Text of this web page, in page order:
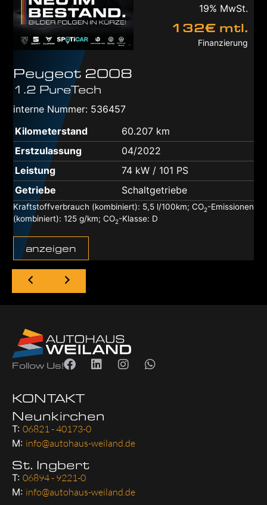
19% MwSt.
132€ mtl.
Finanzierung
Peugeot 2008
1.2 PureTech
interne Nummer: 536457
Kilometerstand
60.207 km
Erstzulassung
04/2022
Leistung
74 kW / 101 PS
Getriebe
Schaltgetriebe
Kraftstoffverbrauch (kombiniert): 5,5 l/100km; CO2-Emissionen
(kombiniert): 125 g/km; CO2-Klasse: D
anzeigen
Follow Us!
KONTAKT
Neunkirchen
T: 06821 - 40173-0
M: info@autohaus-weiland.de
St. Ingbert
T: 06894 - 9221-0
M: info@autohaus-weiland.de